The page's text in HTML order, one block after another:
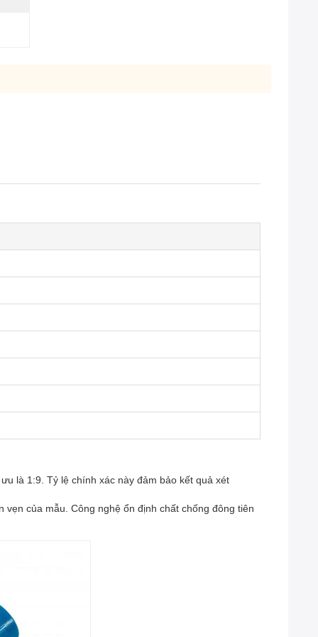
là 1:9. Tỷ lệ chính xác này đảm bảo kết quả xét
của mẫu. Công nghệ ổn định chất chống đông tiên